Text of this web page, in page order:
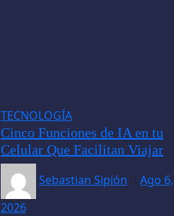
TECNOLOGÍA
Cinco Funciones de IA en tu
Celular Que Facilitan Viajar
Sebastian Sipión
Ago 6,
2026